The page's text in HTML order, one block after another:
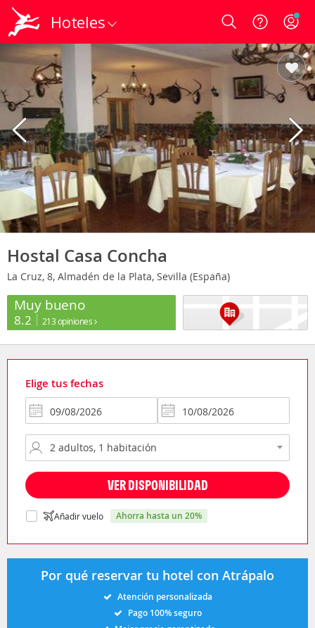
Hoteles Login
Hostal Casa Concha
La Cruz, 8, Almadén de la Plata, Sevilla (España)
Muy bueno
8.2 213 opiniones
Elige tus fechas
VER DISPONIBILIDAD
Añadir vuelo ahorra hasta un 20%
Por qué reservar tu hotel con Atrápalo
Atención personalizada
Pago 100% seguro